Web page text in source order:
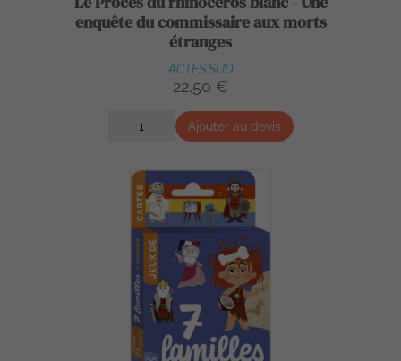
enquête du commissaire aux morts
étranges
ACTES SUD
22,50 €
Ajouter au devis